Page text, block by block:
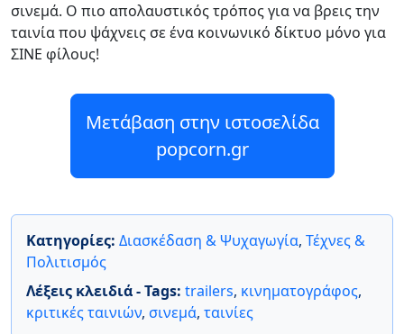
σινεμά. Ο πιο απολαυστικός τρόπος για να βρεις την
ταινία που ψάχνεις σε ένα κοινωνικό δίκτυο μόνο για
ΣΙΝΕ φίλους!
Μετάβαση στην ιστοσελίδα
popcorn.gr
Κατηγορίες: Διασκέδαση & Ψυχαγωγία, Τέχνες &
Πολιτισμός
Λέξεις κλειδιά - Tags: trailers, κινηματογράφος,
κριτικές ταινιών, σινεμά, ταινίες